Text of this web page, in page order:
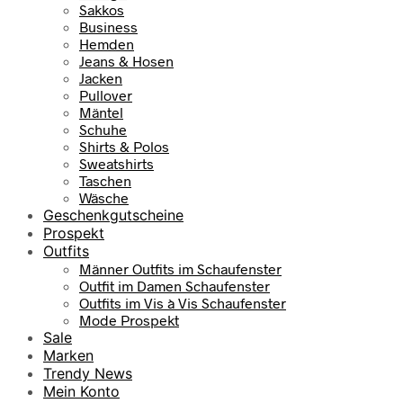
5
€
Sakkos
Business
Hemden
Jeans & Hosen
Jacken
Pullover
Mäntel
Schuhe
Shirts & Polos
Sweatshirts
Taschen
Wäsche
Geschenkgutscheine
Prospekt
Outfits
Männer Outfits im Schaufenster
Outfit im Damen Schaufenster
Outfits im Vis à Vis Schaufenster
Mode Prospekt
Sale
Marken
Trendy News
Mein Konto